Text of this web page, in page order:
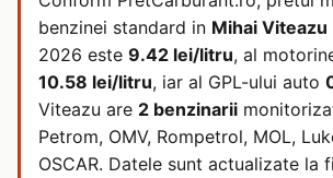
benzinei standard in Mihai Viteazu
2026 este 9.42 lei/litru, al
10.58 lei/litru, iar al GPL-ului auto
Viteazu are 2 benzinarii
Petrom, OMV, Rompetrol, MOL,
OSCAR. Datele sunt actualizate la